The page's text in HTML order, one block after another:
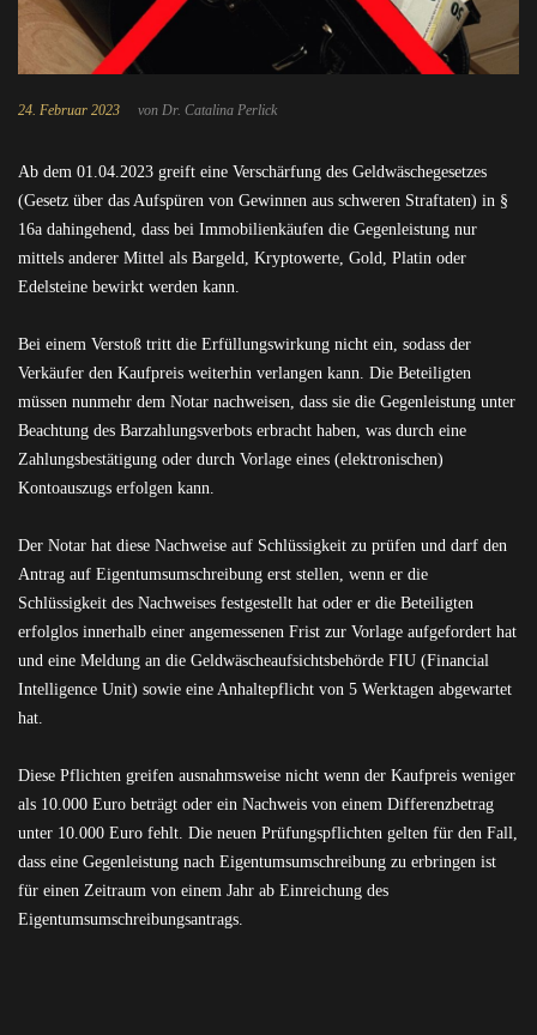
24. Februar 2023 von Dr. Catalina Perlick
Ab dem 01.04.2023 greift eine Verschärfung des Geldwäschegesetzes
(Gesetz über das Aufspüren von Gewinnen aus schweren Straftaten) in §
16a dahingehend, dass bei Immobilienkäufen die Gegenleistung nur
mittels anderer Mittel als Bargeld, Kryptowerte, Gold, Platin oder
Edelsteine bewirkt werden kann.
Bei einem Verstoß tritt die Erfüllungswirkung nicht ein, sodass der
Verkäufer den Kaufpreis weiterhin verlangen kann. Die Beteiligten
müssen nunmehr dem Notar nachweisen, dass sie die Gegenleistung unter
Beachtung des Barzahlungsverbots erbracht haben, was durch eine
Zahlungsbestätigung oder durch Vorlage eines (elektronischen)
Kontoauszugs erfolgen kann.
Der Notar hat diese Nachweise auf Schlüssigkeit zu prüfen und darf den
Antrag auf Eigentumsumschreibung erst stellen, wenn er die
Schlüssigkeit des Nachweises festgestellt hat oder er die Beteiligten
erfolglos innerhalb einer angemessenen Frist zur Vorlage aufgefordert hat
und eine Meldung an die Geldwäscheaufsichtsbehörde FIU (Financial
Intelligence Unit) sowie eine Anhaltepflicht von 5 Werktagen abgewartet
hat.
Diese Pflichten greifen ausnahmsweise nicht wenn der Kaufpreis weniger
als 10.000 Euro beträgt oder ein Nachweis von einem Differenzbetrag
unter 10.000 Euro fehlt. Die neuen Prüfungspflichten gelten für den Fall,
dass eine Gegenleistung nach Eigentumsumschreibung zu erbringen ist
für einen Zeitraum von einem Jahr ab Einreichung des
Eigentumsumschreibungsantrags.